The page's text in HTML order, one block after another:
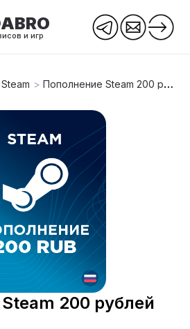
и игр
>Пополнение Steam 200 рублей
200 рублей